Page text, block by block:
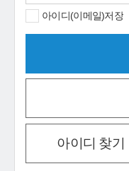
아이디(이메일)저장
아이디 찾기